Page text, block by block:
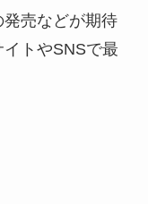
売などが期待
トやSNSで最